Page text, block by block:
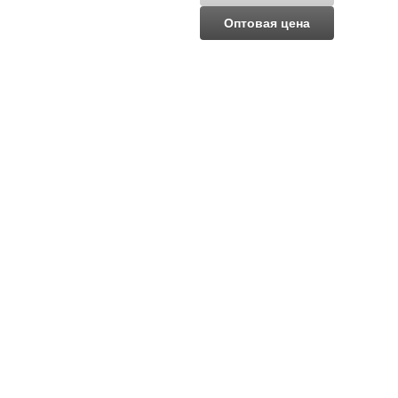
Оптовая цена